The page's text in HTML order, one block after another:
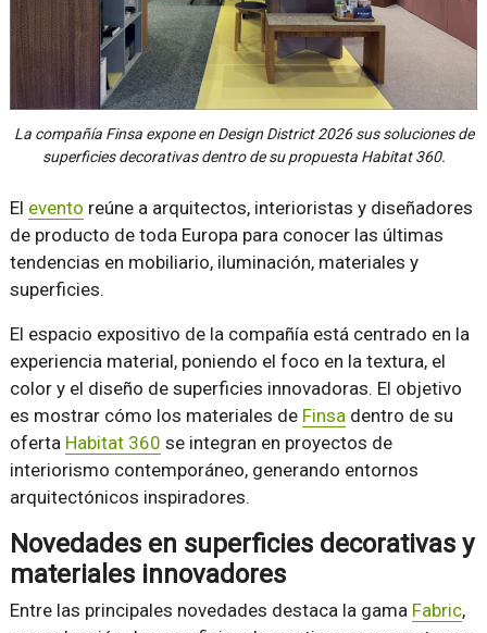
La compañía Finsa expone en Design District 2026 sus soluciones de
superficies decorativas dentro de su propuesta Habitat 360.
El evento reúne a arquitectos, interioristas y diseñadores
de producto de toda Europa para conocer las últimas
tendencias en mobiliario, iluminación, materiales y
superficies.
El espacio expositivo de la compañía está centrado en la
experiencia material, poniendo el foco en la textura, el
color y el diseño de superficies innovadoras. El objetivo
es mostrar cómo los materiales de Finsa dentro de su
oferta Habitat 360 se integran en proyectos de
interiorismo contemporáneo, generando entornos
arquitectónicos inspiradores.
Novedades en superficies decorativas y
materiales innovadores
Entre las principales novedades destaca la gama Fabric,